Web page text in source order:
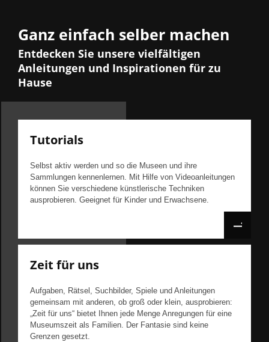
Ganz einfach selber machen
Entdecken Sie unsere vielfältigen
Anleitungen und Inspirationen für zu
Hause
Tutorials
Selbst aktiv werden und so die Museen und ihre
Sammlungen kennenlernen. Mit Hilfe von Videoanleitungen
können Sie verschiedene künstlerische Techniken
ausprobieren. Geeignet für Kinder und Erwachsene.
Zeit für uns
Aufgaben, Rätsel, Suchbilder, Spiele und Anleitungen
gemeinsam mit anderen, ob groß oder klein, ausprobieren:
„Zeit für uns“ bietet Ihnen jede Menge Anregungen für eine
Museumszeit als Familien. Der Fantasie sind keine
Grenzen gesetzt.